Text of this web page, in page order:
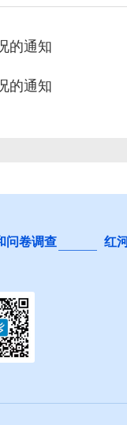
的通知
的通知
服务惠民
与